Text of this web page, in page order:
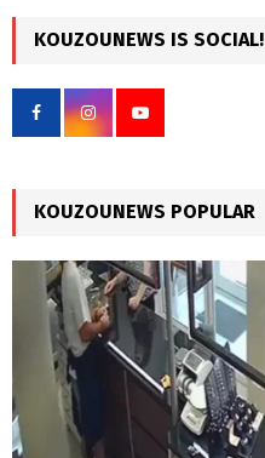
h
f
r
KOUZOUNEWS IS SOCIAL!
KOUZOUNEWS POPULAR